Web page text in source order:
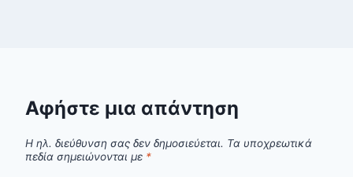
Αφήστε μια απάντηση
Η ηλ. διεύθυνση σας δεν δημοσιεύεται. Τα υποχρεωτικά
πεδία σημειώνονται με *